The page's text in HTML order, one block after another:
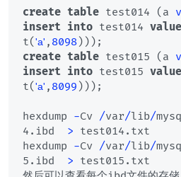
create table test014 (a
insert into test014
t('a' , 8098
create table test015 (a
insert into test015
t('a' , 8099 )));
hexdump -Cv /var/lib/
4.ibd > test014.txt
hexdump -Cv /var/lib/
5.ibd > test015.txt